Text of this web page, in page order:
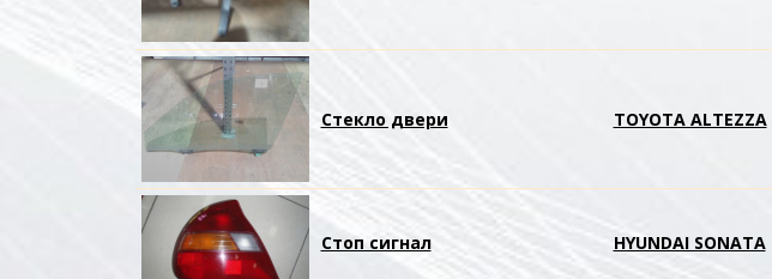
Стекло двери TOYOTA ALTEZZA
Стоп сигнал HYUNDAI SONATA